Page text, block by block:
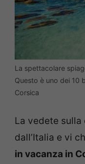
La spettacolare
Questo è uno dei 10
Corsica
La vedete sulla
dall’Italia e vi
in vacanza in